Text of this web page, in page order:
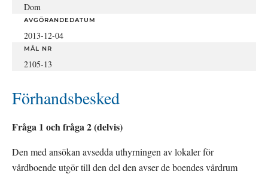
Dom
AVGÖRANDEDATUM
2013-12-04
MÅL NR
2105-13
Förhandsbesked
Fråga 1 och fråga 2 (delvis)
Den med ansökan avsedda uthyrningen av lokaler för
vårdboende utgör till den del den avser de boendes vårdrum